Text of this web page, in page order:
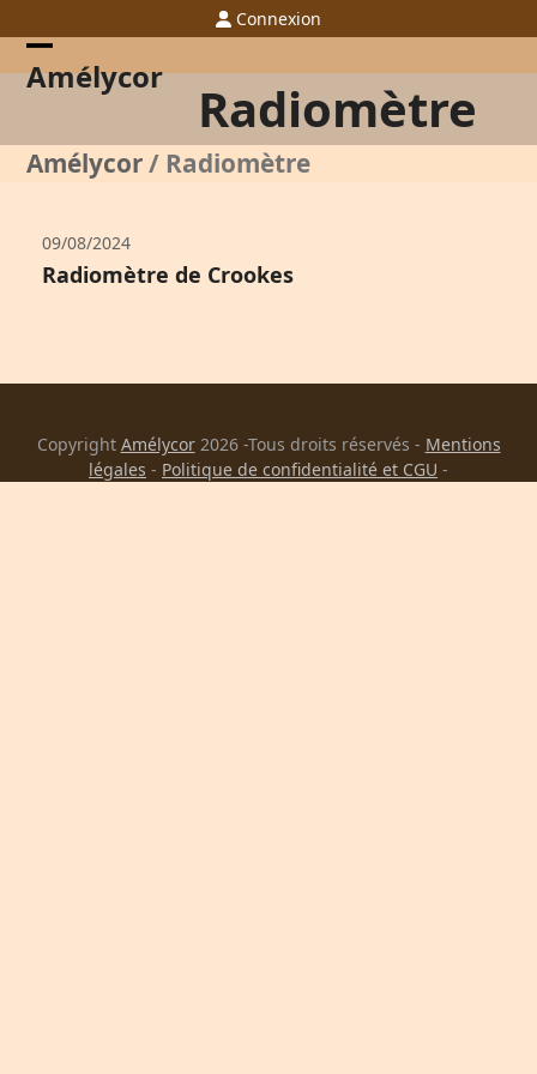
to
content
Connexion
Amélycor
Open
menu
Close
menu
Radiomètre
Amélycor/ Radiomètre
09/08/2024
Radiomètre de Crookes
Copyright Amélycor2026 -Tous droits réservés - Mentions
légales - Politique de confidentialité et CGU -